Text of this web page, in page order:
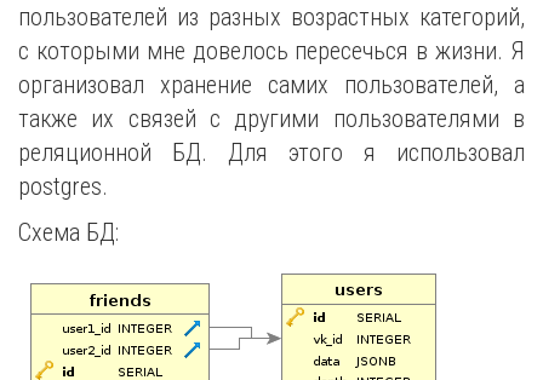
пользователей из разных возрастных категорий,
с которыми мне довелось пересечься в жизни. Я
организовал хранение самих пользователей, а
также их связей с другими пользователями в
реляционной БД. Для этого я использовал
postgres.
Схема БД: